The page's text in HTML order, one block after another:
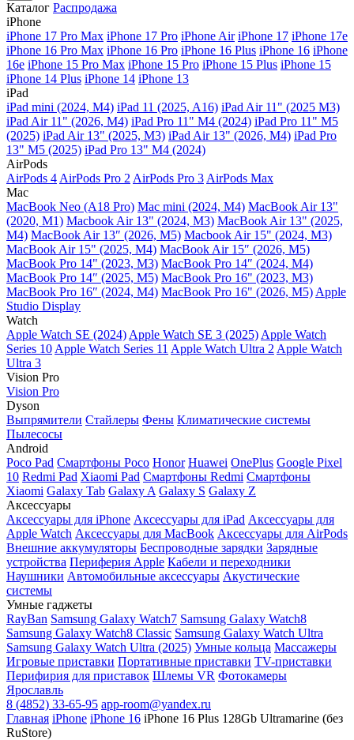
Каталог Распродажа
iPhone
iPhone 17 Pro Max iPhone 17 Pro iPhone Air iPhone 17 iPhone 17e
iPhone 16 Pro Max iPhone 16 Pro iPhone 16 Plus iPhone 16 iPhone
16e iPhone 15 Pro Max iPhone 15 Pro iPhone 15 Plus iPhone 15
iPhone 14 Plus iPhone 14 iPhone 13
iPad
iPad mini (2024, M4) iPad 11 (2025, A16) iPad Air 11" (2025 M3)
iPad Air 11" (2026, M4) iPad Pro 11" M4 (2024) iPad Pro 11" M5
(2025) iPad Air 13" (2025, M3) iPad Air 13" (2026, M4) iPad Pro
13" M5 (2025) iPad Pro 13" M4 (2024)
AirPods
AirPods 4 AirPods Pro 2 AirPods Pro 3 AirPods Max
Mac
MacBook Neo (A18 Pro) Mac mini (2024, M4) MacBook Air 13"
(2020, M1) Macbook Air 13" (2024, M3) MacBook Air 13" (2025,
M4) MacBook Air 13″ (2026, M5) Macbook Air 15" (2024, M3)
MacBook Air 15" (2025, M4) MacBook Air 15″ (2026, M5)
MacBook Pro 14" (2023, M3) MacBook Pro 14″ (2024, M4)
MacBook Pro 14″ (2025, M5) MacBook Pro 16" (2023, M3)
MacBook Pro 16″ (2024, M4) MacBook Pro 16" (2026, M5) Apple
Studio Display
Watch
Apple Watch SE (2024) Apple Watch SE 3 (2025) Apple Watch
Series 10 Apple Watch Series 11 Apple Watch Ultra 2 Apple Watch
Ultra 3
Vision Pro
Vision Pro
Dyson
Выпрямители Стайлеры Фены Климатические системы
Пылесосы
Android
Poco Pad Смартфоны Poco Honor Huawei OnePlus Google Pixel
10 Redmi Pad Xiaomi Pad Смартфоны Redmi Смартфоны
Xiaomi Galaxy Tab Galaxy A Galaxy S Galaxy Z
Аксессуары
Аксессуары для iPhone Аксессуары для iPad Аксессуары для
Apple Watch Аксессуары для MacBook Аксессуары для AirPods
Внешние аккумуляторы Беспроводные зарядки Зарядные
устройства Периферия Apple Кабели и переходники
Наушники Автомобильные аксессуары Акустические
системы
Умные гаджеты
RayBan Samsung Galaxy Watch7 Samsung Galaxy Watch8
Samsung Galaxy Watch8 Classic Samsung Galaxy Watch Ultra
Samsung Galaxy Watch Ultra (2025) Умные кольца Массажеры
Игровые приставки Портативные приставки TV-приставки
Перифирия для приставок Шлемы VR Фотокамеры
Ярославль
8 (4852) 33-65-95 app-room@yandex.ru
Главная iPhone iPhone 16 iPhone 16 Plus 128Gb Ultramarine (без
RuStore)